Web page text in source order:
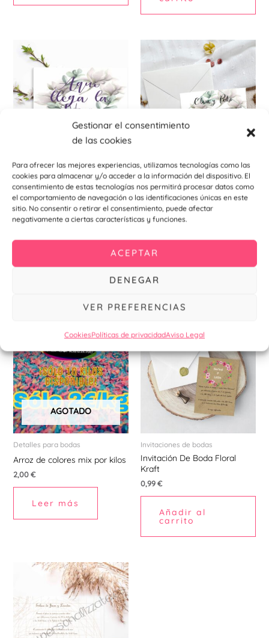
Gestionar el consentimiento
de las cookies
Para ofrecer las mejores experiencias, utilizamos tecnologías como las
cookies para almacenar y/o acceder a la información del dispositivo. El
consentimiento de estas tecnologías nos permitirá procesar datos como
el comportamiento de navegación o las identificaciones únicas en este
sitio. No consentir o retirar el consentimiento, puede afectar
negativamente a ciertas características y funciones.
ACEPTAR
DENEGAR
VER PREFERENCIAS
CookiesPolíticas de privacidadAviso Legal
producto
Bodas
Cartel indicativo Lorenza
7,90€–11,91€
Seleccionar
producto
tiene
múltiples
variantes.
Las
opciones
pueden
elegir
en
la
página
de
producto
Invitaciones de bodas
Invitación Lorenza
0,99€
Añadir al
AGOTADO
Detalles para bodas
Arroz de colores mix por kilos
2,00€
Leer más
Invitaciones de bodas
Invitación De Boda Floral
Kraft
0,99€
Añadir al
carrito